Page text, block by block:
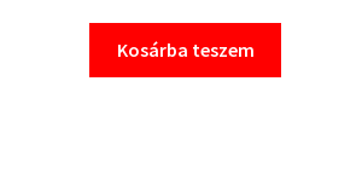
Kosárba teszem